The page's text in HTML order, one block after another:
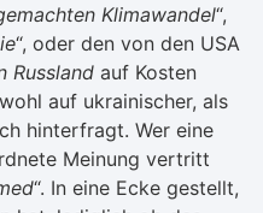
Klimawandel“,
“, oder den von den USA
Russland auf Kosten
auf ukrainischer, als
hinterfragt. Wer eine
Meinung vertritt
“. In eine Ecke gestellt,